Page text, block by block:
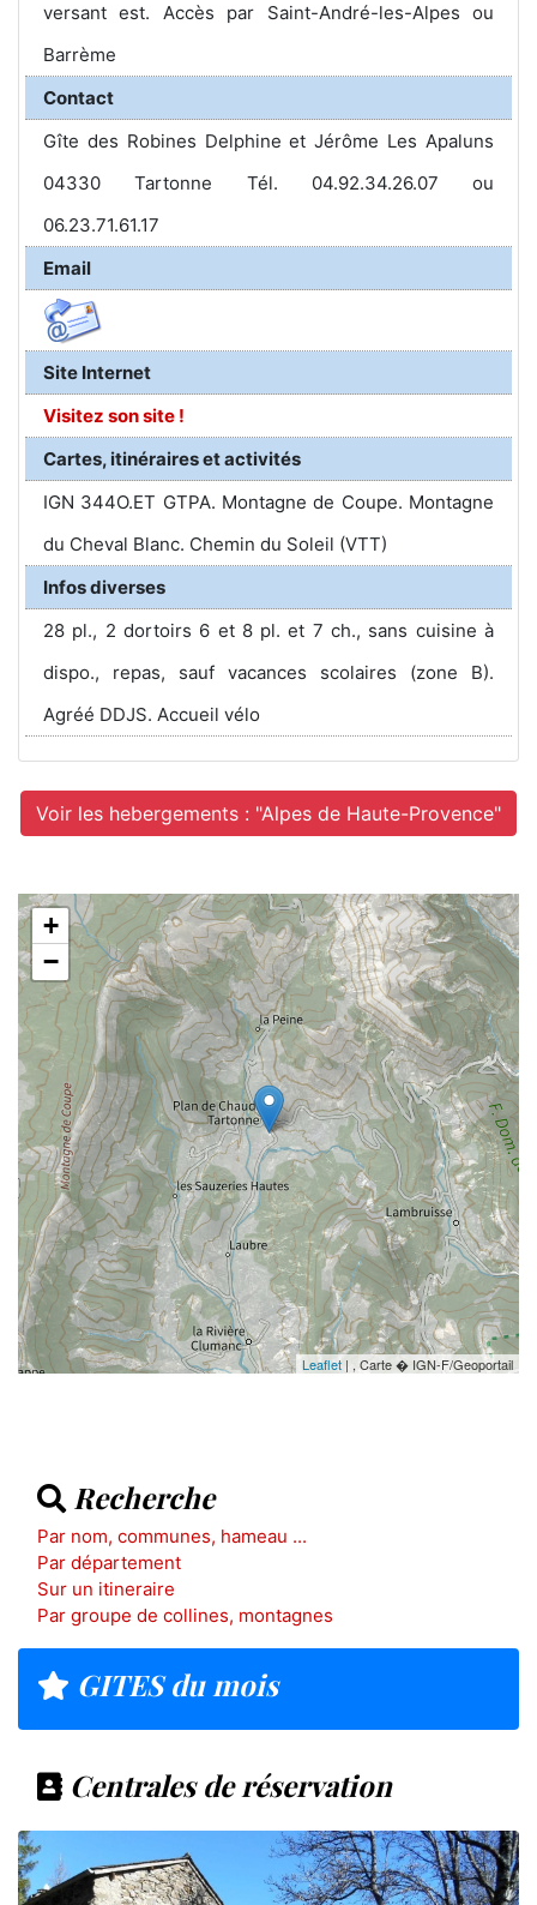
versant est. Accès par Saint-André-les-Alpes ou
Barrème
Contact
Gîte des Robines Delphine et Jérôme Les Apaluns
04330 Tartonne Tél. 04.92.34.26.07 ou
06.23.71.61.17
Email
Site Internet
Visitez son site !
Cartes, itinéraires et activités
IGN 344O.ET GTPA. Montagne de Coupe. Montagne
du Cheval Blanc. Chemin du Soleil (VTT)
Infos diverses
28 pl., 2 dortoirs 6 et 8 pl. et 7 ch., sans cuisine à
dispo., repas, sauf vacances scolaires (zone B).
Agréé DDJS. Accueil vélo
Voir les hebergements : "Alpes de Haute-Provence"
+
−
Leaflet | , Carte � IGN-F/Geoportail
Recherche
Par nom, communes, hameau ...
Par département
Sur un itineraire
Par groupe de collines, montagnes
GITES du mois
Centrales de réservation